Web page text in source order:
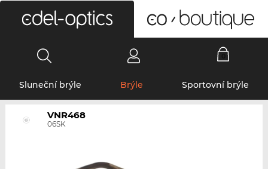
Sluneční brýle Brýle Sportovní brýle
VNR468
06SK